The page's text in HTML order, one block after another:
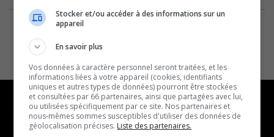
NOUVELLES MUSIQUE
Stocker et/ou accéder à des informations sur un
appareil
En savoir plus
Vos données à caractère personnel seront traitées, et les
informations liées à votre appareil (cookies, identifiants
uniques et autres types de données) pourront être stockées
et consultées par 66 partenaires, ainsi que partagées avec lui,
ou utilisées spécifiquement par ce site. Nos partenaires et
nous-mêmes sommes susceptibles d'utiliser des données de
géolocalisation précises. Liste des partenaires.